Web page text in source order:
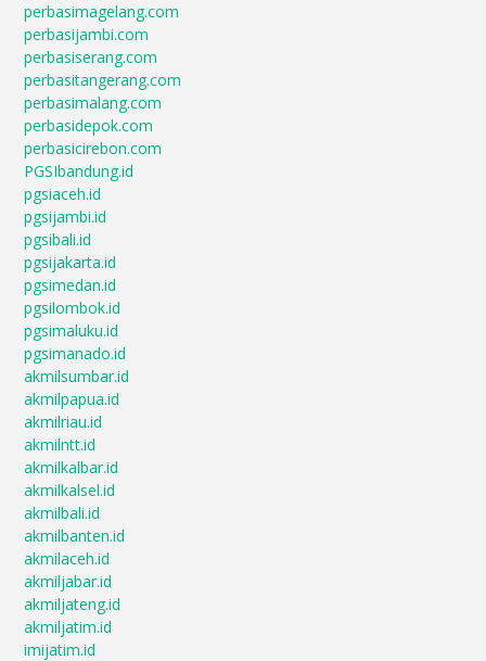
perbasimagelang.com
perbasijambi.com
perbasiserang.com
perbasitangerang.com
perbasimalang.com
perbasidepok.com
perbasicirebon.com
PGSIbandung.id
pgsiaceh.id
pgsijambi.id
pgsibali.id
pgsijakarta.id
pgsimedan.id
pgsilombok.id
pgsimaluku.id
pgsimanado.id
akmilsumbar.id
akmilpapua.id
akmilriau.id
akmilntt.id
akmilkalbar.id
akmilkalsel.id
akmilbali.id
akmilbanten.id
akmilaceh.id
akmiljabar.id
akmiljateng.id
akmiljatim.id
imijatim.id